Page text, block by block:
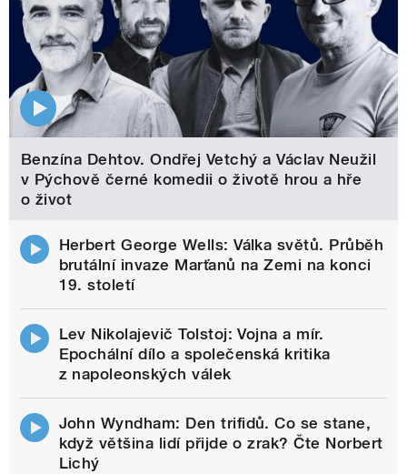
Benzína Dehtov. Ondřej Vetchý a Václav Neužil
v Pýchově černé komedii o životě hrou a hře
o život
Herbert George Wells: Válka světů. Průběh
brutální invaze Marťanů na Zemi na konci
19. století
Lev Nikolajevič Tolstoj: Vojna a mír.
Epochální dílo a společenská kritika
z napoleonských válek
John Wyndham: Den trifidů. Co se stane,
když většina lidí přijde o zrak? Čte Norbert
Lichý